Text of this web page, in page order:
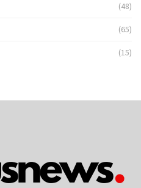
(48)
(65)
(15)